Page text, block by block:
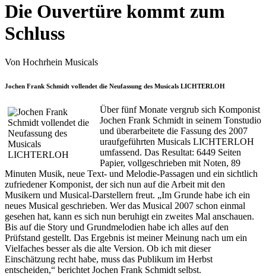
Die Ouvertüre kommt zum
Schluss
Von Hochrhein Musicals
Jochen Frank Schmidt vollendet die Neufassung des Musicals LICHTERLOH
Über fünf Monate vergrub sich Komponist
Jochen Frank Schmidt in seinem Tonstudio
und überarbeitete die Fassung des 2007
uraufgeführten Musicals LICHTERLOH
umfassend. Das Resultat: 6449 Seiten
Papier, vollgeschrieben mit Noten, 89
Minuten Musik, neue Text- und Melodie-Passagen und ein sichtlich
zufriedener Komponist, der sich nun auf die Arbeit mit den
Musikern und Musical-Darstellern freut. „Im Grunde habe ich ein
neues Musical geschrieben. Wer das Musical 2007 schon einmal
gesehen hat, kann es sich nun beruhigt ein zweites Mal anschauen.
Bis auf die Story und Grundmelodien habe ich alles auf den
Prüfstand gestellt. Das Ergebnis ist meiner Meinung nach um ein
Vielfaches besser als die alte Version. Ob ich mit dieser
Einschätzung recht habe, muss das Publikum im Herbst
entscheiden,“ berichtet Jochen Frank Schmidt selbst.